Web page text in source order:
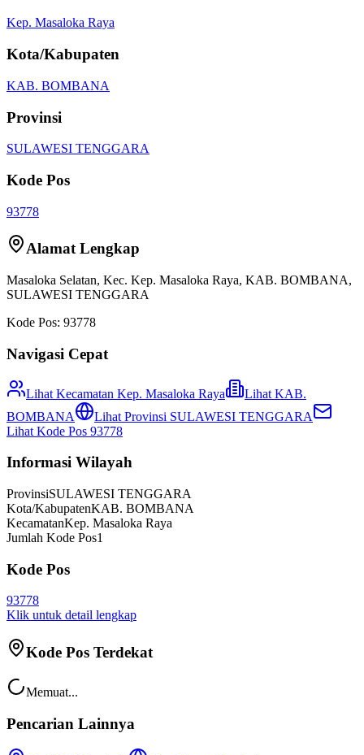
Kep. Masaloka Raya
Kota/Kabupaten
KAB. BOMBANA
Provinsi
SULAWESI TENGGARA
Kode Pos
93778
Alamat Lengkap
Masaloka Selatan, Kec. Kep. Masaloka Raya, KAB. BOMBANA,
SULAWESI TENGGARA
Kode Pos: 93778
Navigasi Cepat
Lihat Kecamatan Kep. Masaloka Raya Lihat KAB.
BOMBANA
Lihat Provinsi SULAWESI TENGGARA
Lihat Kode Pos 93778
Informasi Wilayah
ProvinsiSULAWESI TENGGARA
Kota/KabupatenKAB. BOMBANA
KecamatanKep. Masaloka Raya
Jumlah Kode Pos1
Kode Pos
93778
Klik untuk detail lengkap
Kode Pos Terdekat
Memuat...
Pencarian Lainnya